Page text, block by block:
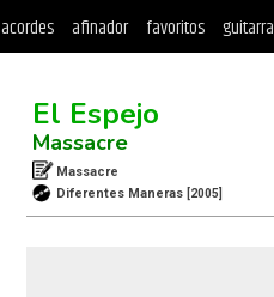
acordes afinador favoritos guitarra
El Espejo
Massacre
Massacre
Diferentes Maneras [2005]